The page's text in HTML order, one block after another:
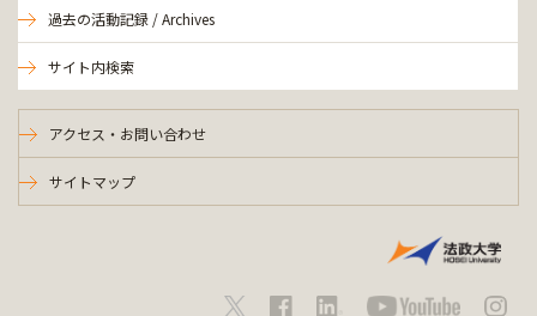
過去の活動記録 / Archives
サイト内検索
アクセス・お問い合わせ
サイトマップ